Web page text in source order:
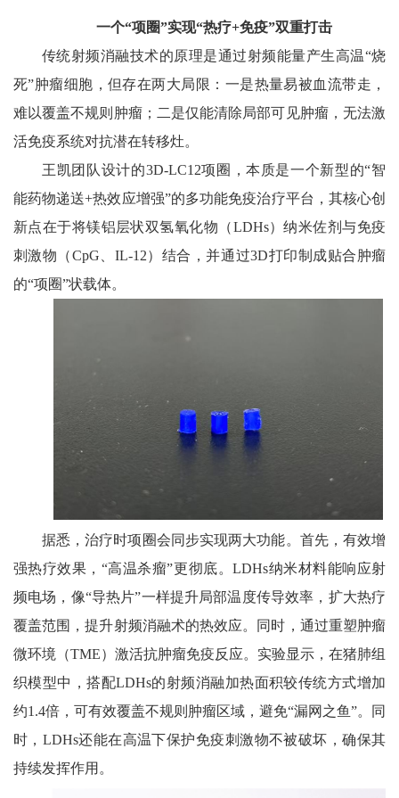
一个“项圈”实现“热疗+免疫”双重打击
传统射频消融技术的原理是通过射频能量产生高温“烧
死”肿瘤细胞，但存在两大局限：一是热量易被血流带走，
难以覆盖不规则肿瘤；二是仅能清除局部可见肿瘤，无法激
活免疫系统对抗潜在转移灶。
王凯团队设计的3D-LC12项圈，本质是一个新型的“智
能药物递送+热效应增强”的多功能免疫治疗平台，其核心创
新点在于将镁铝层状双氢氧化物（LDHs）纳米佐剂与免疫
刺激物（CpG、IL-12）结合，并通过3D打印制成贴合肿瘤
的“项圈”状载体。
据悉，治疗时项圈会同步实现两大功能。首先，有效增
强热疗效果，“高温杀瘤”更彻底。LDHs纳米材料能响应射
频电场，像“导热片”一样提升局部温度传导效率，扩大热疗
覆盖范围，提升射频消融术的热效应。同时，通过重塑肿瘤
微环境（TME）激活抗肿瘤免疫反应。实验显示，在猪肺组
织模型中，搭配LDHs的射频消融加热面积较传统方式增加
约1.4倍，可有效覆盖不规则肿瘤区域，避免“漏网之鱼”。同
时，LDHs还能在高温下保护免疫刺激物不被破坏，确保其
持续发挥作用。